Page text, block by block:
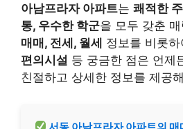
아남프라자 아파트는 쾌적한
통, 우수한 학군을 모두 갖춘
매매, 전세, 월세 정보를 비롯하
편의시설 등 궁금한 점은 언제
친절하고 상세한 정보를 제공
서동 아남프라자 아파트의